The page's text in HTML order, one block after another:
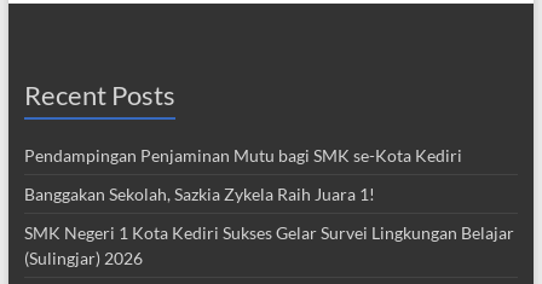
Recent Posts
Pendampingan Penjaminan Mutu bagi SMK se-Kota Kediri
Banggakan Sekolah, Sazkia Zykela Raih Juara 1!
SMK Negeri 1 Kota Kediri Sukses Gelar Survei Lingkungan Belajar
(Sulingjar) 2026